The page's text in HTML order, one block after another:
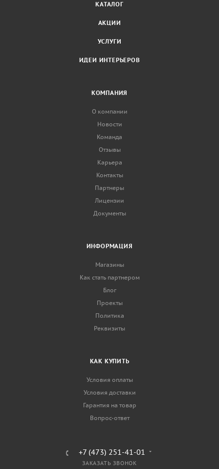
КАТАЛОГ
АКЦИИ
УСЛУГИ
ИДЕИ ИНТЕРЬЕРОВ
КОМПАНИЯ
О компании
Новости
Команда
Отзывы
Карьера
Контакты
Партнеры
Лицензии
Документы
ИНФОРМАЦИЯ
Магазины
Как стать партнером
Блог
Проекты
Политика
Реквизиты
КАК КУПИТЬ
Условия оплаты
Условия доставки
Гарантия на товар
Вопрос-ответ
+7 (473) 251-41-01
ЗАКАЗАТЬ ЗВОНОК